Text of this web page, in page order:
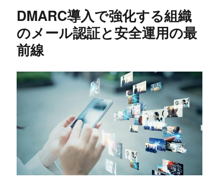
ー
DMARC導入で強化する組織
のメール認証と安全運用の最
前線